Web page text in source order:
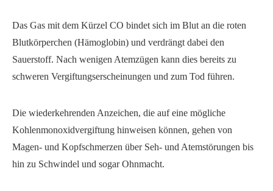
Das Gas mit dem Kürzel CO bindet sich im Blut an die roten
Blutkörperchen (Hämoglobin) und verdrängt dabei den
Sauerstoff. Nach wenigen Atemzügen kann dies bereits zu
schweren Vergiftungserscheinungen und zum Tod führen.
Die wiederkehrenden Anzeichen, die auf eine mögliche
Kohlenmonoxidvergiftung hinweisen können, gehen von
Magen- und Kopfschmerzen über Seh- und Atemstörungen bis
hin zu Schwindel und sogar Ohnmacht.